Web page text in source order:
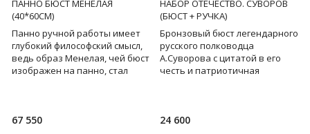
ПАННО БЮСТ МЕНЕЛАЯ
(40*60СМ)
Панно ручной работы имеет
глубокий философский смысл,
ведь образ Менелая, чей бюст
изображен на панно, стал
67 550
НАБОР ОТЕЧЕСТВО. СУВОРОВ
(БЮСТ + РУЧКА)
Бронзовый бюст легендарного
русского полководца
А.Суворова с цитатой в его
честь и патриотичная
24 600